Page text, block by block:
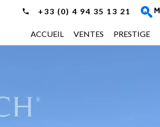
+33 (0) 4 94 35 13 21
ACCUEIL VENTES PRESTIGE